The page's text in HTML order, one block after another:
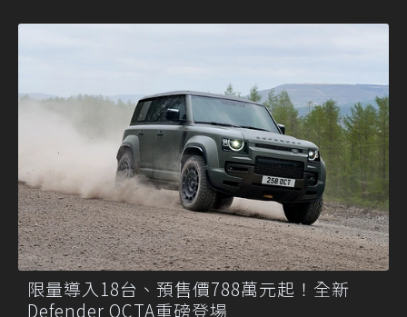
限量導入18台、預售價788萬元起！全新
Defender OCTA重磅登場